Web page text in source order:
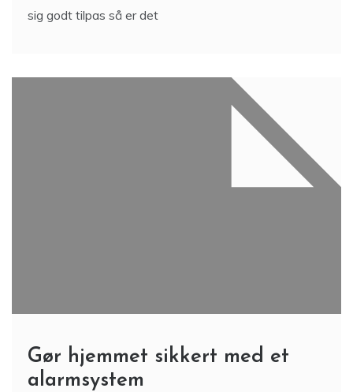
sig godt tilpas så er det
Gør hjemmet sikkert med et
alarmsystem